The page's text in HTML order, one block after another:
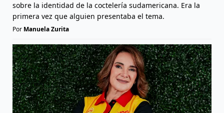
sobre la identidad de la coctelería sudamericana. Era la
primera vez que alguien presentaba el tema.
Por Manuela Zurita